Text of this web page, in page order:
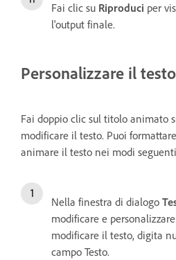
Fai clic su Riproduci per
l'output finale.
Personalizzare il
Fai doppio clic sul titolo animato
modificare il testo. Puoi
animare il testo nei modi
Nella finestra di dialogo
modificare e
modificare il testo, digita
campo Testo.